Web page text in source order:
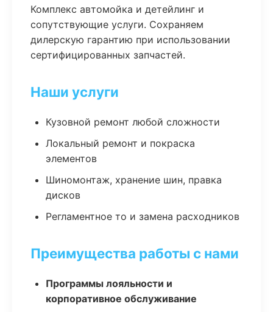
Комплекс автомойка и детейлинг и
сопутствующие услуги. Сохраняем
дилерскую гарантию при использовании
сертифицированных запчастей.
Наши услуги
Кузовной ремонт любой сложности
Локальный ремонт и покраска
элементов
Шиномонтаж, хранение шин, правка
дисков
Регламентное то и замена расходников
Преимущества работы с нами
Программы лояльности и
корпоративное обслуживание